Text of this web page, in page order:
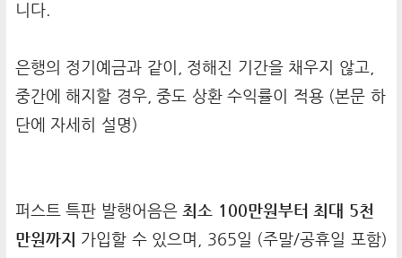
니다.
은행의 정기예금과 같이, 정해진 기간을 채우지 않고,
중간에 해지할 경우, 중도 상환 수익률이 적용 (본문 하
단에 자세히 설명)
퍼스트 특판 발행어음은최소 100만원부터 최대 5천
만원까지 가입할 수 있으며, 365일 (주말/공휴일 포함)